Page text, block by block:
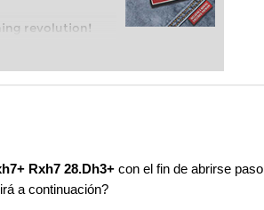
revolution!
of club chess,
Rxh7 28.Dh3+ con el fin de abrirse paso
a continuación?